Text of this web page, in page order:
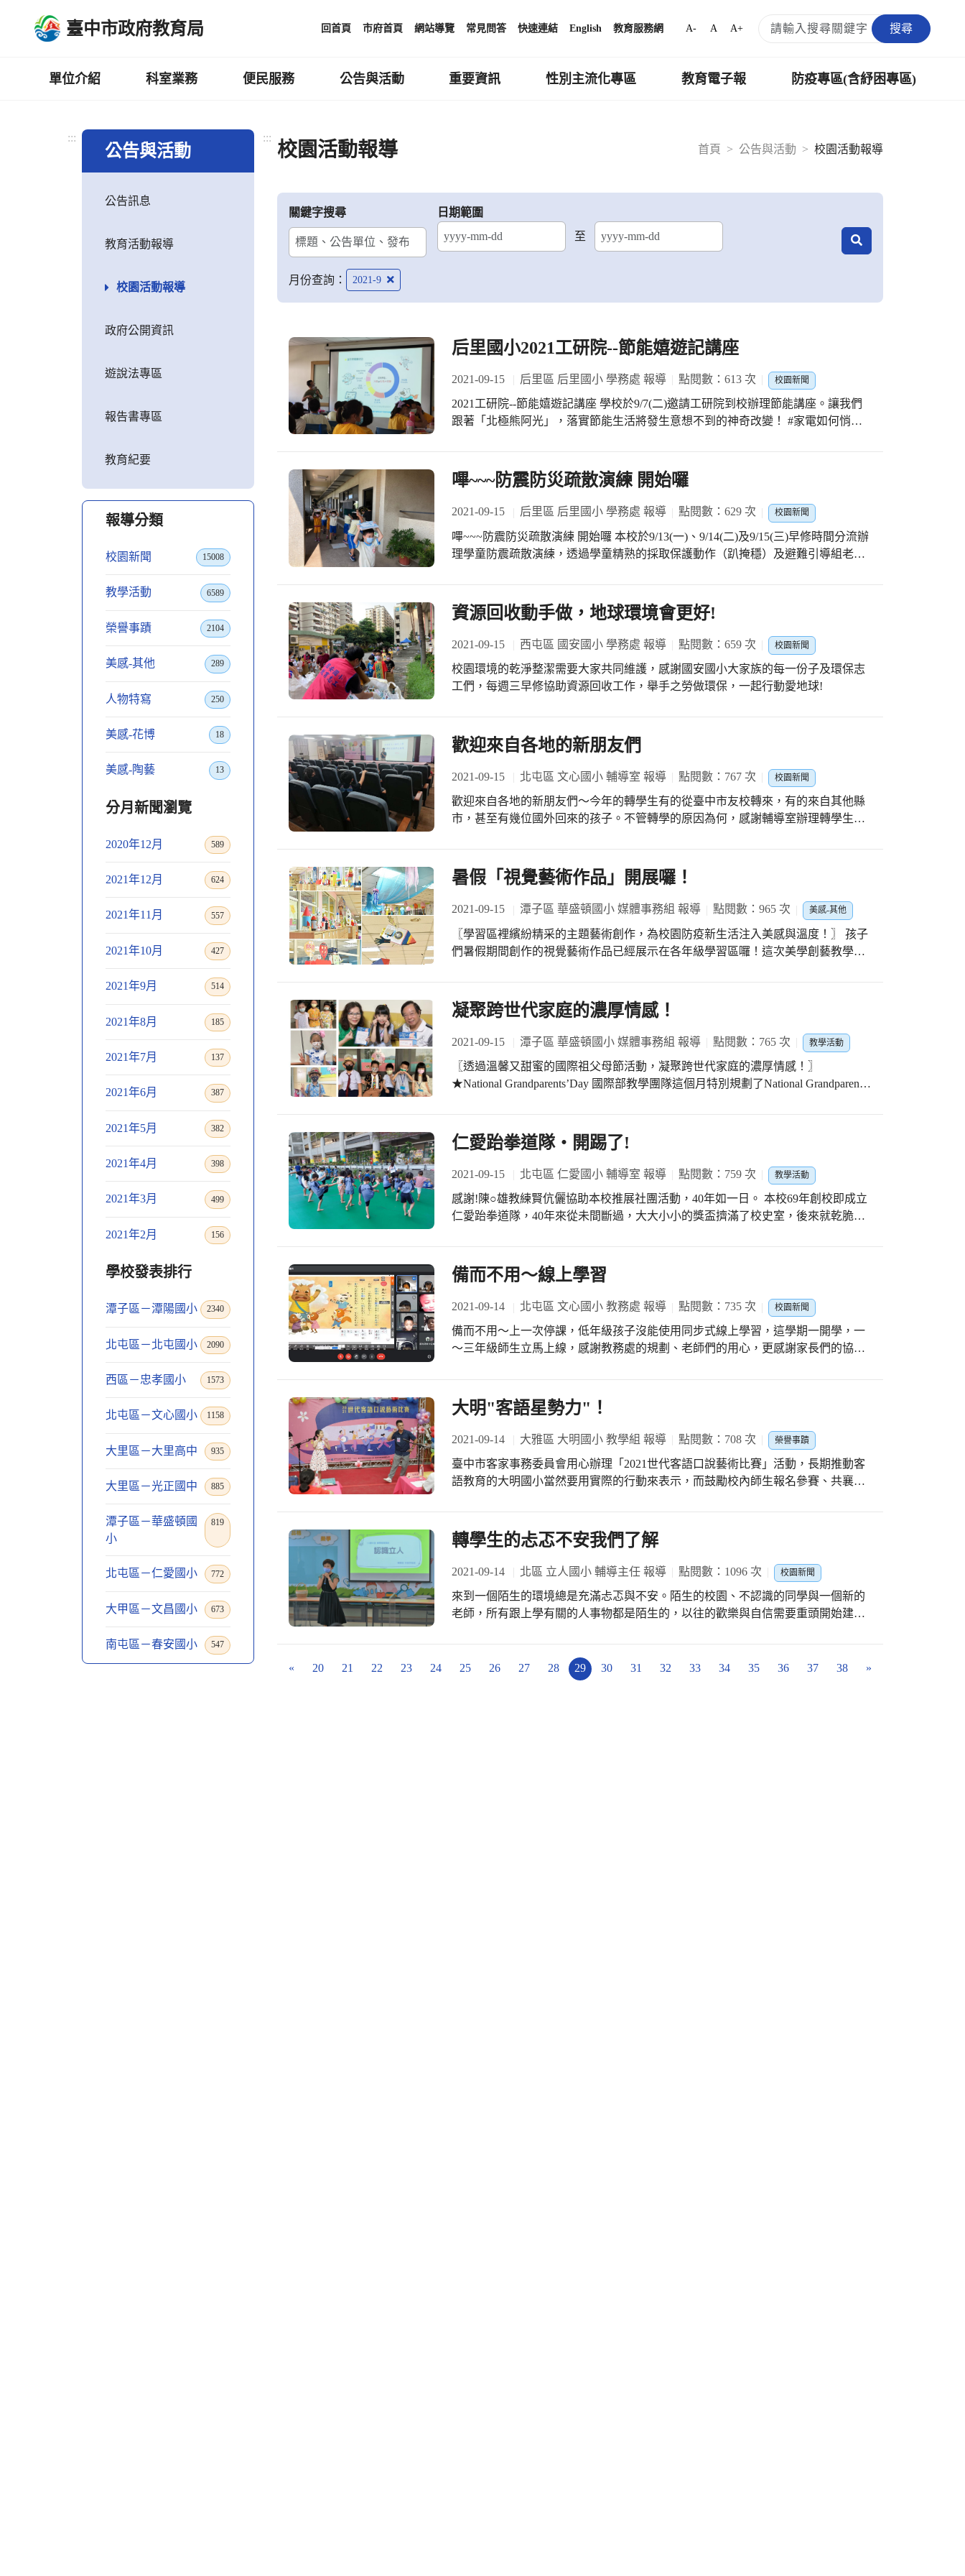
臺中市政府教育局 回首頁 市府首頁 網站導覽 常見問答 快速連結 English 教育服務網 A- A A+ 搜尋
單位介紹 科室業務 便民服務 公告與活動 重要資訊 性別主流化專區 教育電子報 防疫專區(含紓困專區)
:::
公告與活動
公告訊息
教育活動報導
校園活動報導
政府公開資訊
遊說法專區
報告書專區
教育紀要
報導分類
校園新聞 15008
教學活動 6589
榮譽事蹟 2104
美感-其他 289
人物特寫 250
美感-花博 18
美感-陶藝 13
分月新聞瀏覽
2020年12月 589
2021年12月 624
2021年11月 557
2021年10月 427
2021年9月 514
2021年8月 185
2021年7月 137
2021年6月 387
2021年5月 382
2021年4月 398
2021年3月 499
2021年2月 156
學校發表排行
潭子區－潭陽國小 2340
北屯區－北屯國小 2090
西區－忠孝國小 1573
北屯區－文心國小 1158
大里區－大里高中 935
大里區－光正國中 885
潭子區－華盛頓國
小
819
北屯區－仁愛國小 772
大甲區－文昌國小 673
南屯區－春安國小 547
:::
首頁
公告與活動 校園活動報導
校園活動報導
關鍵字搜尋
日期範圍
至
結束日期
月份查詢： 2021-9
后里國小2021工研院--節能嬉遊記講座
2021-09-15 后里區 后里國小 學務處 報導 點閱數：613 次 校園新聞
2021工研院--節能嬉遊記講座 學校於9/7(二)邀請工研院到校辦理節能講座。讓我們
跟著「北極熊阿光」，落實節能生活將發生意想不到的神奇改變！ #家電如何悄悄
家中若以三成家庭不拔除待機電力來估算，約有254萬戶家庭有待機節能的潛力，全
國1年可省約9.3億度電。
嗶~~~防震防災疏散演練 開始囉
2021-09-15 后里區 后里國小 學務處 報導 點閱數：629 次 校園新聞
嗶~~~防震防災疏散演練 開始囉 本校於9/13(一)、9/14(二)及9/15(三)早修時間分流辦
理學童防震疏散演練，透過學童精熟的採取保護動作（趴掩穩）及避難引導組老師
資源回收動手做，地球環境會更好!
2021-09-15 西屯區 國安國小 學務處 報導 點閱數：659 次 校園新聞
校園環境的乾淨整潔需要大家共同維護，感謝國安國小大家族的每一份子及環保志
工們，每週三早修協助資源回收工作，舉手之勞做環保，一起行動愛地球!
歡迎來自各地的新朋友們
2021-09-15 北屯區 文心國小 輔導室 報導 點閱數：767 次 校園新聞
歡迎來自各地的新朋友們～今年的轉學生有的從臺中市友校轉來，有的來自其他縣
市，甚至有幾位國外回來的孩子。不管轉學的原因為何，感謝輔導室辦理轉學生輔
暑假「視覺藝術作品」開展囉！
2021-09-15 潭子區 華盛頓國小 媒體事務組 報導 點閱數：965 次 美感-其他
〖學習區裡繽紛精采的主題藝術創作，為校園防疫新生活注入美感與溫度！〗 孩子
們暑假期間創作的視覺藝術作品已經展示在各年級學習區囉！這次美學創藝教學團
份心力，從作品中展現自己的創意。 賞心悅目的展示和佈置，也為校園防疫新生活
注入了美感與溫度。
凝聚跨世代家庭的濃厚情感！
2021-09-15 潭子區 華盛頓國小 媒體事務組 報導 點閱數：765 次 教學活動
〖透過溫馨又甜蜜的國際祖父母節活動，凝聚跨世代家庭的濃厚情感！〗
★National Grandparents’Day 國際部教學團隊這個月特別規劃了National Grandparent’
們穿著與祖父母風格相似的衣服款式到學校慶祝國際祖父母節。今年除了外師提前
於課堂中引導孩子們撰寫有溫度的卡片之外，行政團隊還設計了「愛的兌換卷」，
讓孩子們有機會為祖父母獻上心意，並由中文老師帶領完成，與家人分享、共度溫
仁愛跆拳道隊‧開踢了!
2021-09-15 北屯區 仁愛國小 輔導室 報導 點閱數：759 次 教學活動
感謝!陳○雄教練賢伉儷協助本校推展社團活動，40年如一日。 本校69年創校即成立
仁愛跆拳道隊，40年來從未間斷過，大大小小的獎盃擠滿了校史室，後來就乾脆讓
愛擁有一份深厚的感情，所以，能夠陪伴著仁愛的學生度過無數個春、夏、秋、
冬。 今天是上課的第一天，內操場來了50來位學生，大家分成好幾組進行活動，陳
教練帶領進階班，初級班由教練夫人負責，參賽獲獎高手則負責個別動作分享，自
感謝家長與學務處的用心投入，讓這些學生得以透過跆拳道練習增強免疫力，謝謝
大家！
備而不用～線上學習
2021-09-14 北屯區 文心國小 教務處 報導 點閱數：735 次 校園新聞
備而不用～上一次停課，低年級孩子沒能使用同步式線上學習，這學期一開學，一
～三年級師生立馬上線，感謝教務處的規劃、老師們的用心，更感謝家長們的協
大明"客語星勢力"！
2021-09-14 大雅區 大明國小 教學組 報導 點閱數：708 次 榮譽事蹟
臺中市客家事務委員會用心辦理「2021世代客語口說藝術比賽」活動，長期推動客
語教育的大明國小當然要用實際的行動來表示，而鼓勵校內師生報名參賽、共襄盛
期待主辦單位明年能繼續辦理如此優質又別具意義的活動，大明國小也定會有更多
的隊伍報名參賽、共聚一堂，大家一起為客語的教育推廣盡一份心力！
轉學生的忐忑不安我們了解
2021-09-14 北區 立人國小 輔導主任 報導 點閱數：1096 次 校園新聞
來到一個陌生的環境總是充滿忐忑與不安。陌生的校園、不認識的同學與一個新的
老師，所有跟上學有關的人事物都是陌生的，以往的歡樂與自信需要重頭開始建立
緒，接著的輔導活動更加熱絡參與。 今年的轉學生有9名，分別來自各地，不同的
因素轉學，一樣對環境感到陌生，因此我們安排了轉學生輔導活動。專任輔導老師
« 20 21 22 23 24 25 26 27 28 29 30 31 32 33 34 35 36 37 38 »